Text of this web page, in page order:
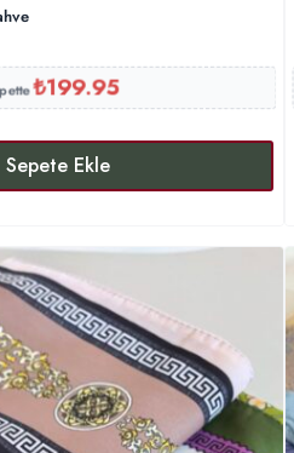
₺199.95
Sepete Ekle